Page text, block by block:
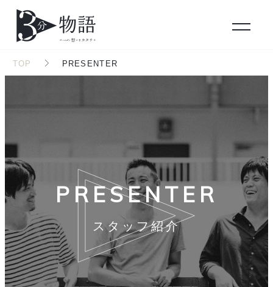
TOP PRESENTER
PRESENTER
スタッフ紹介